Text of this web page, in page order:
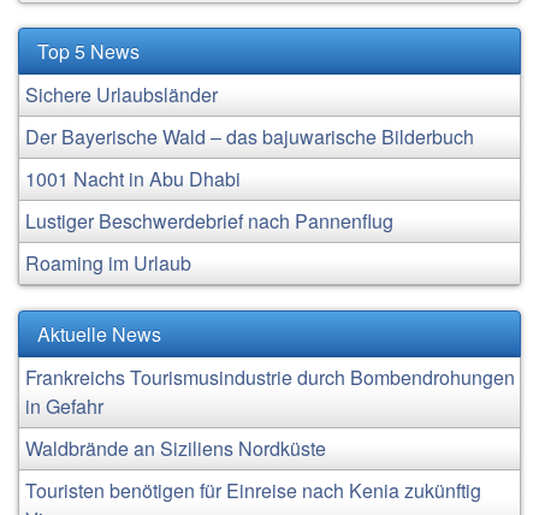
Top 5 News
Sichere Urlaubsländer
Der Bayerische Wald – das bajuwarische Bilderbuch
1001 Nacht in Abu Dhabi
Lustiger Beschwerdebrief nach Pannenflug
Roaming im Urlaub
Aktuelle News
Frankreichs Tourismusindustrie durch Bombendrohungen
in Gefahr
Waldbrände an Siziliens Nordküste
Touristen benötigen für Einreise nach Kenia zukünftig